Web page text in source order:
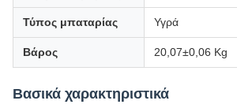
Τύπος μπαταρίας Υγρά
Βάρος 20,07±0,06 Kg
Βασικά χαρακτηριστικά